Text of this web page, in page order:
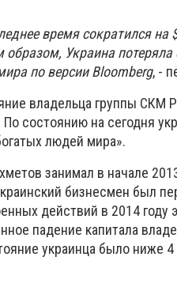
время сократился на
Украина потеряла
по версии Bloomberg, -
владельца группы СКМ
состоянию на сегодня
людей мира».
занимал в начале
бизнесмен был
действий в 2014 году
падение капитала
украинца было ниже